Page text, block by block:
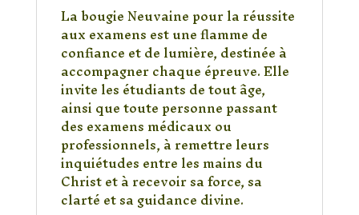
La bougie Neuvaine pour la réussite
aux examens est une flamme de
confiance et de lumière, destinée à
accompagner chaque épreuve. Elle
invite les étudiants de tout âge,
ainsi que toute personne passant
des examens médicaux ou
professionnels, à remettre leurs
inquiétudes entre les mains du
Christ et à recevoir sa force, sa
clarté et sa guidance divine.